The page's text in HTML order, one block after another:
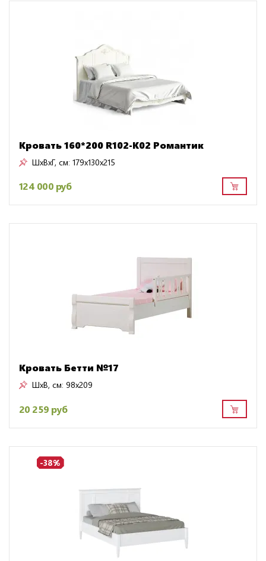
Кровать 160*200 R102-K02 Романтик
ШxВxГ, см: 179x130x215
124 000 руб
Кровать Бетти №17
ШxВ, см: 98x209
20 259 руб
-38%